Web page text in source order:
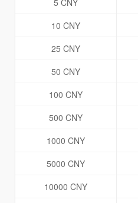
5 CNY
10 CNY
25 CNY
50 CNY
100 CNY
500 CNY
1000 CNY
5000 CNY
10000 CNY